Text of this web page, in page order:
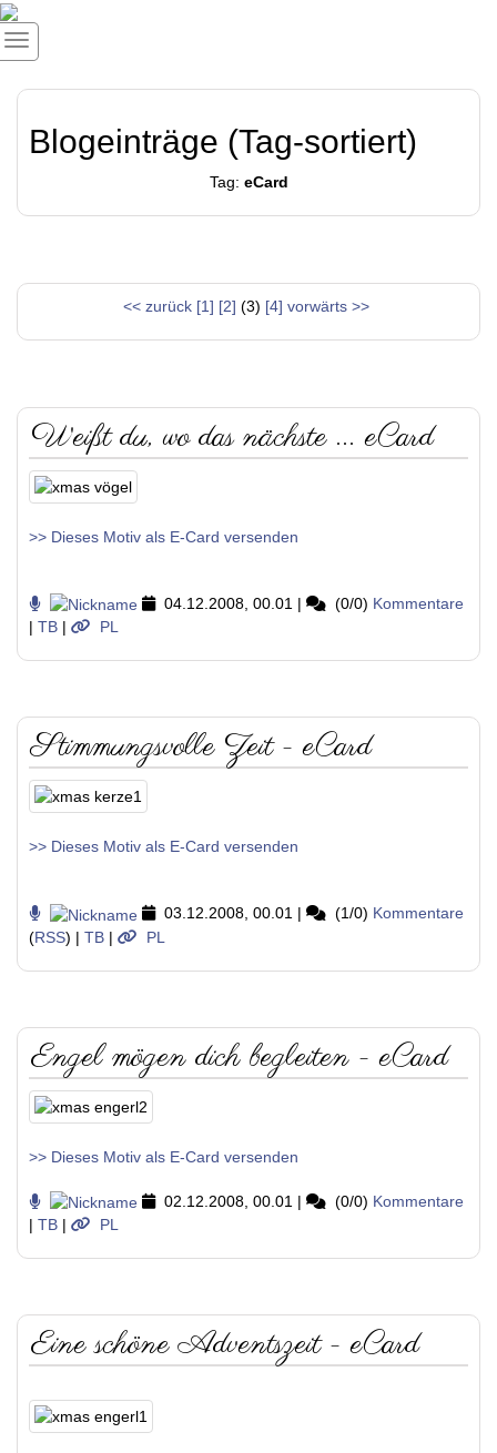
Blogeinträge (Tag-sortiert)
Tag: eCard
<< zurück [1] [2] (3) [4] vorwärts >>
Weißt du, wo das nächste ... eCard
>> Dieses Motiv als E-Card versenden
04.12.2008, 00.01 | (0/0) Kommentare
| TB | PL
Stimmungsvolle Zeit - eCard
>> Dieses Motiv als E-Card versenden
03.12.2008, 00.01 | (1/0) Kommentare
(RSS) | TB | PL
Engel mögen dich begleiten - eCard
>> Dieses Motiv als E-Card versenden
02.12.2008, 00.01 | (0/0) Kommentare
| TB | PL
Eine schöne Adventszeit - eCard